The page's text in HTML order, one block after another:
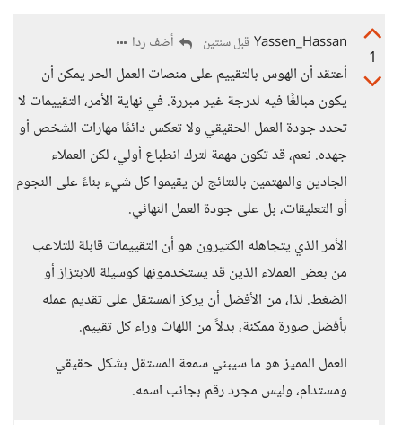
1
Yassen_Hassan قبل سنتين أضف ردا
أعتقد أن الهوس بالتقييم على منصات العمل الحر يمكن أن
يكون مبالغًا فيه لدرجة غير مبررة. في نهاية الأمر، التقييمات لا
تحدد جودة العمل الحقيقي ولا تعكس دائمًا مهارات الشخص أو
جهده. نعم، قد تكون مهمة لترك انطباع أولي، لكن العملاء
الجادين والمهتمين بالنتائج لن يقيموا كل شيء بناءً على النجوم
أو التعليقات، بل على جودة العمل النهائي.
الأمر الذي يتجاهله الكثيرون هو أن التقييمات قابلة للتلاعب
من بعض العملاء الذين قد يستخدمونها كوسيلة للابتزاز أو
الضغط. لذا، من الأفضل أن يركز المستقل على تقديم عمله
بأفضل صورة ممكنة، بدلاً من اللهاث وراء كل تقييم.
العمل المميز هو ما سيبني سمعة المستقل بشكل حقيقي
ومستدام، وليس مجرد رقم بجانب اسمه.